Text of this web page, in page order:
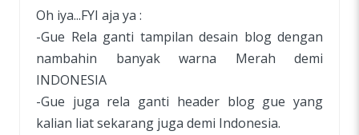
Oh iya...FYI aja ya :
-Gue Rela ganti tampilan desain blog dengan
nambahin banyak warna Merah demi
INDONESIA
-Gue juga rela ganti header blog gue yang
kalian liat sekarang juga demi Indonesia.